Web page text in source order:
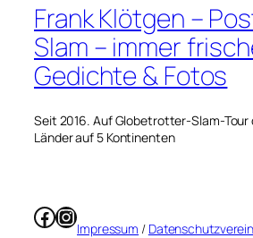
Frank Klötgen –
Slam – immer
Gedichte & Fotos
Seit 2016. Auf Globetrotter-Slam-Tour
Länder auf 5 Kontinenten
Facebook
Instagram
Impressum /